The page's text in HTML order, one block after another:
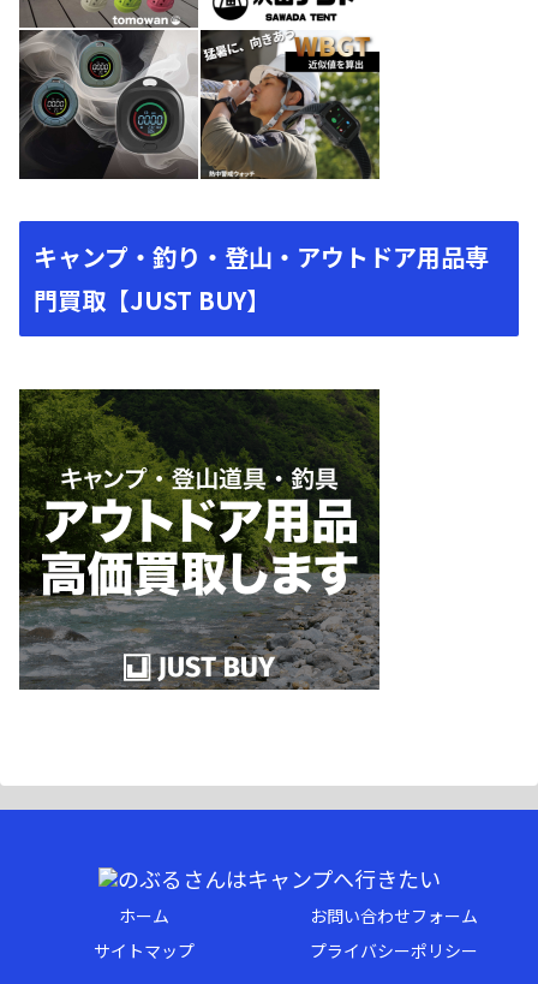
キャンプ・釣り・登山・アウトドア用品専
門買取【JUST BUY】
ホーム
お問い合わせフォーム
サイトマップ
プライバシーポリシー